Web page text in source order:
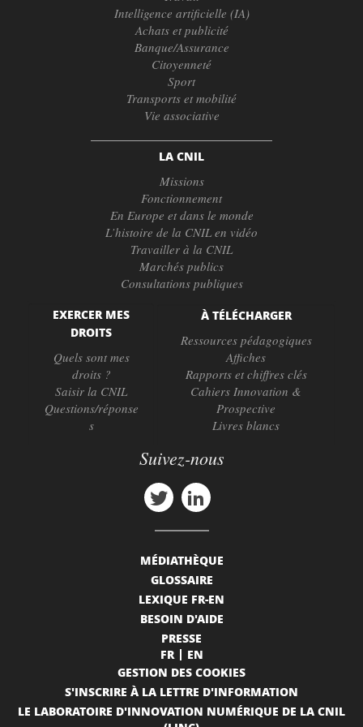
Intelligence artificielle (IA)
Achats et publicité
Banque/Assurance
Citoyenneté
Sport
Transports et mobilité
Vie associative
LA CNIL
Missions
Fonctionnement
En Europe et dans le monde
L’histoire de la CNIL en vidéo
Travailler à la CNIL
Marchés publics
Consultations publiques
EXERCER MES
DROITS
Quels sont mes
droits ?
Saisir la CNIL
Questions/réponse
s
À TÉLÉCHARGER
Ressources pédagogiques
Affiches
Rapports et chiffres clés
Cahiers Innovation &
Prospective
Livres blancs
Suivez-nous
MÉDIATHÈQUE
GLOSSAIRE
LEXIQUE FR-EN
BESOIN D'AIDE
PRESSE
FR
EN
GESTION DES COOKIES
S'INSCRIRE À LA LETTRE D'INFORMATION
LE LABORATOIRE D'INNOVATION NUMÉRIQUE DE LA CNIL